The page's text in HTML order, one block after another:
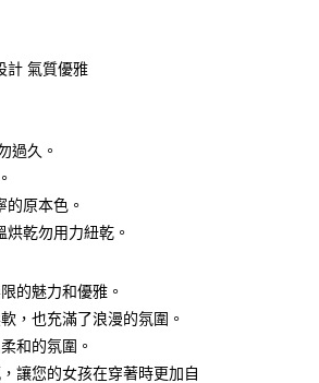
立後會自動跳轉到大哥付的交易
、繳款截止日，確認付款後即
後續交易確認頁面所載為準。
遇審核未通過，訂單將自動取
達大哥付你分期系統評分，恕
計 氣質優雅
過久。
原本色。
乾勿用力紐乾。
的魅力和優雅。
，也充滿了浪漫的氛圍。
和的氛圍。
讓您的女孩在穿著時更加自